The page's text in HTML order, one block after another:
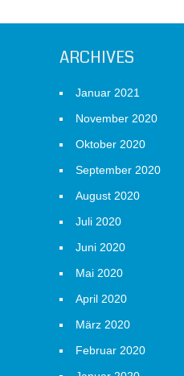
ARCHIVES
Januar 2021
November 2020
Oktober 2020
September 2020
August 2020
Juli 2020
Juni 2020
Mai 2020
April 2020
März 2020
Februar 2020